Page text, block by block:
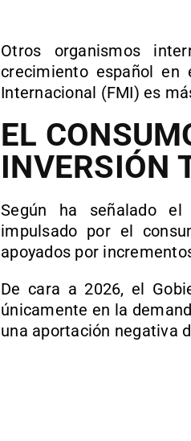
Otros organismos
crecimiento español en
Internacional (FMI) es
EL
INVERSIÓN
Según ha señalado el
impulsado por el
apoyados por
De cara a 2026, el
únicamente en la
una aportación negativa